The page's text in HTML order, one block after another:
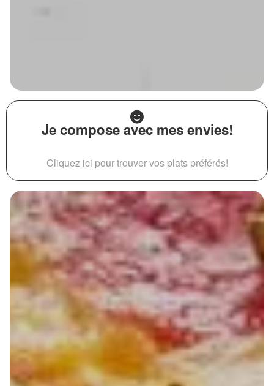
Je compose avec mes envies!
Cliquez ici pour trouver vos plats préférés!